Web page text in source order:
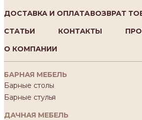
ДОСТАВКА И ОПЛАТАВОЗВРАТ
СТАТЬИ
КОНТАКТЫ
О КОМПАНИИ
БАРНАЯ МЕБЕЛЬ
Барные столы
Барные стулья
ДАЧНАЯ МЕБЕЛЬ